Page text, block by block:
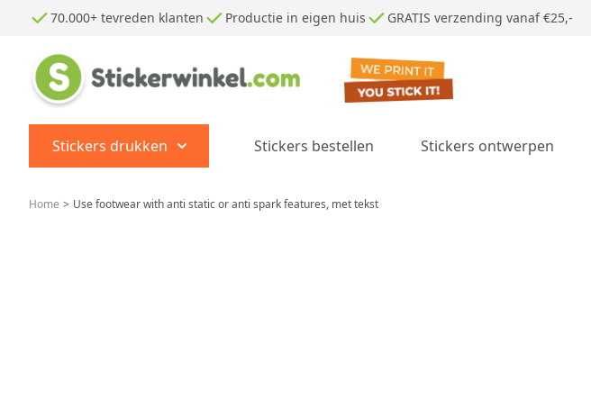
Ga naar de inhoud
70.000+ tevreden klanten Productie in eigen huis GRATIS verzending vanaf €25,-
Stickers drukken
Show submenu for Stickers drukken category
Stickers bestellen Stickers ontwerpen
Home > Use footwear with anti static or anti spark features, met tekst